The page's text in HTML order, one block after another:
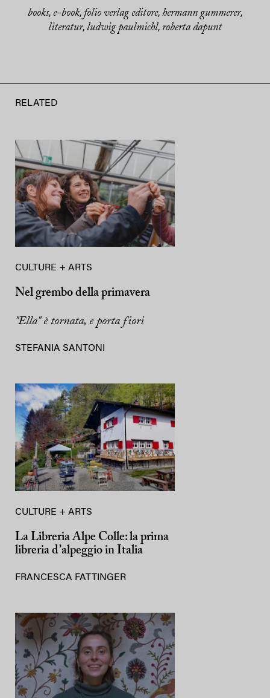
books, e-book, folio verlag editore, hermann gummerer,
literatur, ludwig paulmichl, roberta dapunt
RELATED
CULTURE + ARTS
Nel grembo della primavera
"Ella" è tornata, e porta fiori
STEFANIA SANTONI
CULTURE + ARTS
La Libreria Alpe Colle: la prima
libreria d’alpeggio in Italia
FRANCESCA FATTINGER